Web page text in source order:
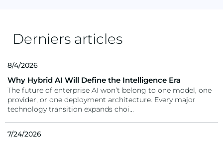
Derniers articles
8/4/2026
Why Hybrid AI Will Define the Intelligence Era
The future of enterprise AI won’t belong to one model, one
provider, or one deployment architecture. Every major
technology transition expands choi...
7/24/2026